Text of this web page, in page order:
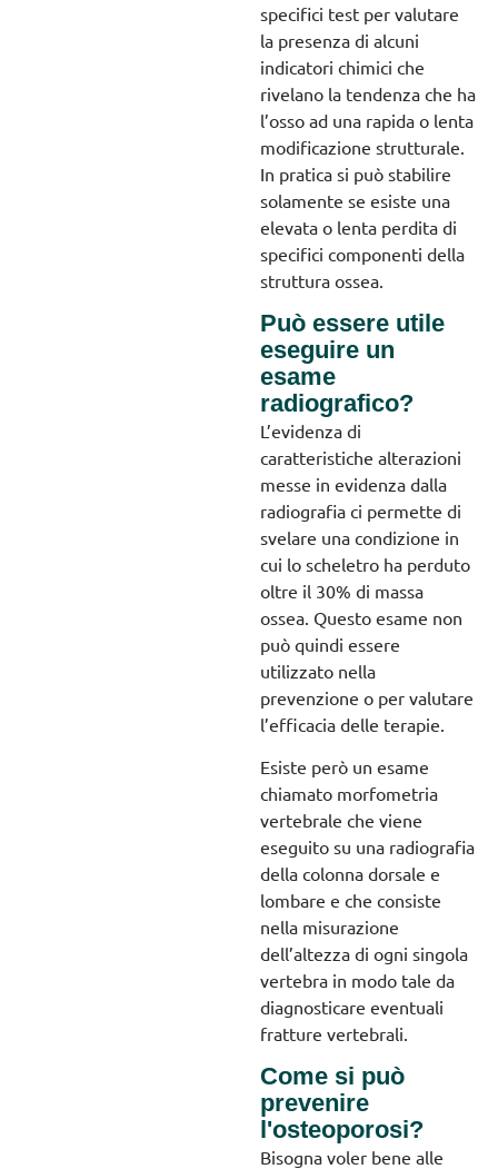
specifici test per valutare
la presenza di alcuni
indicatori chimici che
rivelano la tendenza che ha
l’osso ad una rapida o lenta
modificazione strutturale.
In pratica si può stabilire
solamente se esiste una
elevata o lenta perdita di
specifici componenti della
struttura ossea.
Può essere utile
eseguire un
esame
radiografico?
L’evidenza di
caratteristiche alterazioni
messe in evidenza dalla
radiografia ci permette di
svelare una condizione in
cui lo scheletro ha perduto
oltre il 30% di massa
ossea. Questo esame non
può quindi essere
utilizzato nella
prevenzione o per valutare
l’efficacia delle terapie.
Esiste però un esame
chiamato morfometria
vertebrale che viene
eseguito su una radiografia
della colonna dorsale e
lombare e che consiste
nella misurazione
dell’altezza di ogni singola
vertebra in modo tale da
diagnosticare eventuali
fratture vertebrali.
Come si può
prevenire
l'osteoporosi?
Bisogna voler bene alle